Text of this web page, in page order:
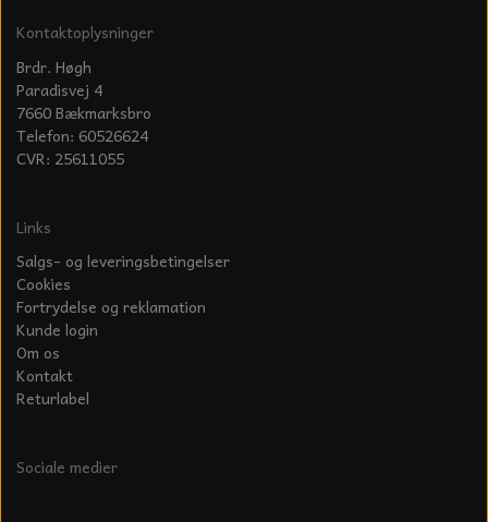
Kontaktoplysninger
Brdr. Høgh
Paradisvej 4
7660 Bækmarksbro
Telefon: 60526624
CVR: 25611055
Links
Salgs- og leveringsbetingelser
Cookies
Fortrydelse og reklamation
Kunde login
Om os
Kontakt
Returlabel
Sociale medier